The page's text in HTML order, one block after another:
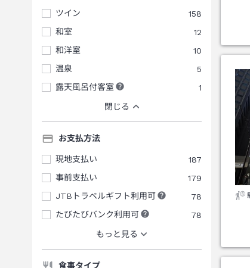
ツイン
158
和室
12
和洋室
10
温泉
5
露天風呂付客室
1
閉じる
お支払方法
現地支払い
187
事前支払い
179
JTBトラベルギフト利用可
78
たびたびバンク利用可
78
もっと見る
食事タイプ